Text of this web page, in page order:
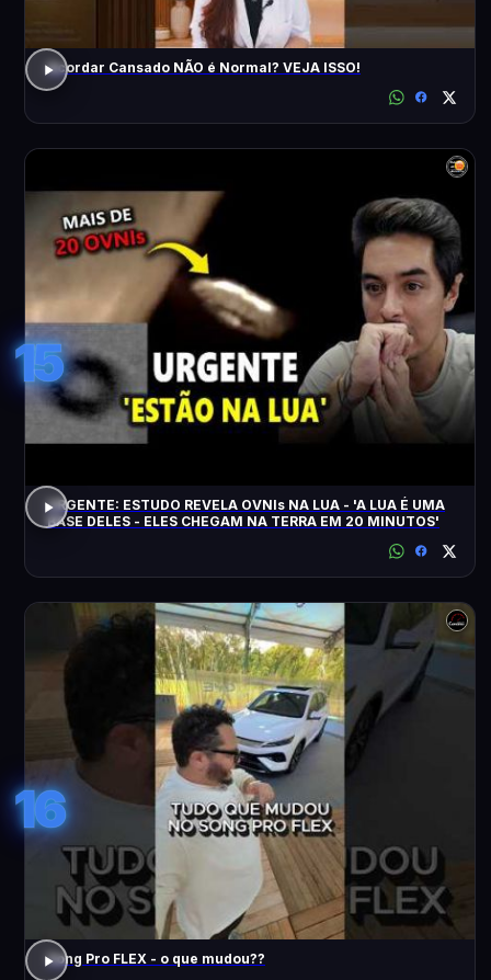
Acordar Cansado NÃO é Normal? VEJA ISSO!
15
URGENTE: ESTUDO REVELA OVNIs NA LUA - 'A LUA É UMA
BASE DELES - ELES CHEGAM NA TERRA EM 20 MINUTOS'
16
Song Pro FLEX - o que mudou??